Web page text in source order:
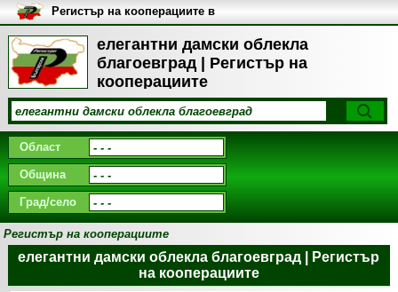
елегантни дамски облекла
благоевград | Регистър на
кооперациите
Регистър на кооперациите в
България
Област
Община
Град/село
Регистър на кооперациите
елегантни дамски облекла благоевград | Регистър
на кооперациите